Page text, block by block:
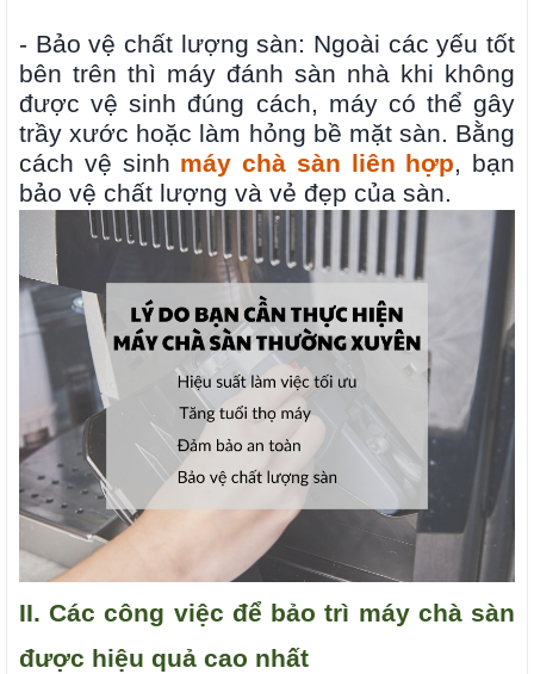
- Bảo vệ chất lượng sàn: Ngoài các yếu tốt
bên trên thì máy đánh sàn nhà khi không
được vệ sinh đúng cách, máy có thể gây
trầy xước hoặc làm hỏng bề mặt sàn. Bằng
cách vệ sinh máy chà sàn liên hợp, bạn
bảo vệ chất lượng và vẻ đẹp của sàn.
II. Các công việc để bảo trì máy chà sàn
được hiệu quả cao nhất